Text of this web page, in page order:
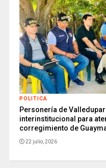
POLITICA
Personería de
interinstitucional para
corregimiento de
22 julio, 2026